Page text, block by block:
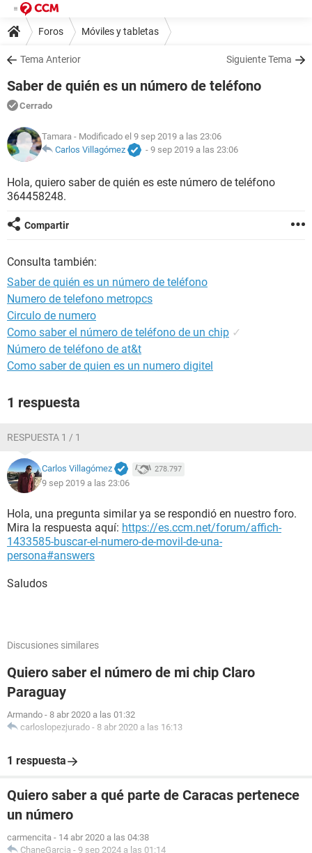
Foros Móviles y tabletas
Tema Anterior Siguiente Tema
Saber de quién es un número de teléfono
Cerrado
Tamara - Modificado el 9 sep 2019 a las 23:06
Carlos Villagómez
- 9 sep 2019 a las 23:06
Hola, quiero saber de quién es este número de teléfono
364458248.
Compartir
Consulta también:
Saber de quién es un número de teléfono
Numero de telefono metropcs
Circulo de numero
Como saber el número de teléfono de un chip ✓
Número de teléfono de at&t
Como saber de quien es un numero digitel
1 respuesta
RESPUESTA 1 / 1
Carlos Villagómez 278.797
9 sep 2019 a las 23:06
Hola, una pregunta similar ya se respondió en nuestro foro.
Mira la respuesta aquí: https://es.ccm.net/forum/affich-
1433585-buscar-el-numero-de-movil-de-una-
persona#answers
Saludos
Discusiones similares
Quiero saber el número de mi chip Claro
Paraguay
Armando - 8 abr 2020 a las 01:32
carloslopezjurado - 8 abr 2020 a las 16:13
1 respuesta
Quiero saber a qué parte de Caracas pertenece
un número
carmencita - 14 abr 2020 a las 04:38
ChaneGarcia - 9 sep 2024 a las 01:14